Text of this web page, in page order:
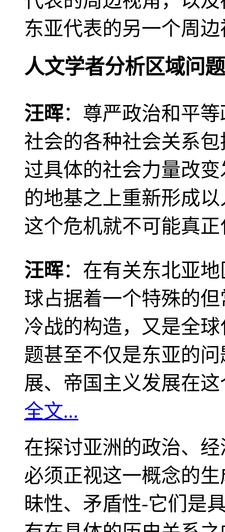
东亚代表的另一个周
人文学者分析区域问题
汪晖：尊严政治和平
社会的各种社会关系
过具体的社会力量改
的地基之上重新形成
这个危机就不可能真
汪晖：在有关东北亚
球占据着一个特殊的
冷战的构造，又是全
题甚至不仅是东亚的
展、帝国主义发展在
全文...
在探讨亚洲的政治、
必须正视这一概念的
昧性、矛盾性-它们是